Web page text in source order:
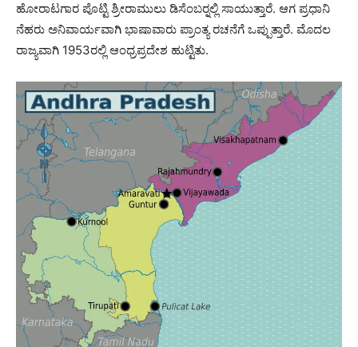
ಹೋರಾಟಗಾರ ಪೊಟ್ಟಿ ಶ್ರೀರಾಮುಲು ಡಿಸೆಂಬರ್‍ನಲ್ಲಿ ಸಾಯುತ್ತಾರೆ. ಆಗ ಪ್ರಧಾನಿ
ನೆಹರು ಅನಿವಾರ್ಯವಾಗಿ ಭಾಷಾವಾರು ಪ್ರಾಂತ್ಯ ರಚನೆಗೆ ಒಪ್ಪುತ್ತಾರೆ. ಮೊದಲ
ರಾಜ್ಯವಾಗಿ 1953ರಲ್ಲಿ ಆಂಧ್ರಪ್ರದೇಶ ಹುಟ್ಟಿತು.